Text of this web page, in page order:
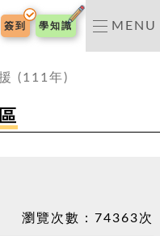
入口網
簽到 學知識 MENU
(111年)
瀏覽次數： 74363次